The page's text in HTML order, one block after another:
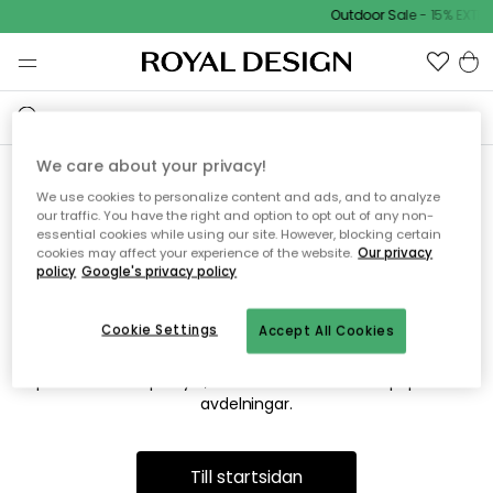
Outdoor Sale - 15%
Vi hittar tyvärr inte sidan du
söker
Detta kan bero på att sidan inte längre finns eller att den har
flyttats. Vi ber om ursäkt för besväret. I menyn ovan kan du
prova att söka på nytt, eller besöka en av våra populära
avdelningar.
Till startsidan
We care about your privacy!
We use cookies to personalize content and ads, and to analyze
our traffic. You have the right and option to opt out of any non-
essential cookies while using our site. However, blocking certain
cookies may affect your experience of the website. Our privacy
policy Google's privacy policy
Accept All Cookies
Cookie Settings